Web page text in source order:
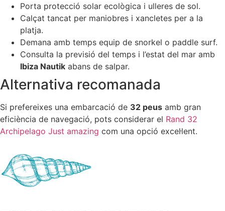
Porta protecció solar ecològica i ulleres de sol.
Calçat tancat per maniobres i xancletes per a la
platja.
Demana amb temps equip de snorkel o paddle surf.
Consulta la previsió del temps i l’estat del mar amb
Ibiza Nautik abans de salpar.
Alternativa recomanada
Si prefereixes una embarcació de 32 peus amb gran
eficiència de navegació, pots considerar el Rand 32
Archipelago Just amazing com una opció excel·lent.